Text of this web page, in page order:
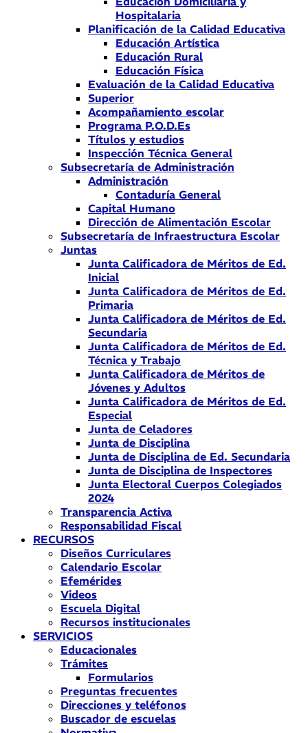
Hospitalaria
Planificación de la Calidad Educativa
Educación Artística
Educación Rural
Educación Física
Evaluación de la Calidad Educativa
Superior
Acompañamiento escolar
Programa P.O.D.Es
Títulos y estudios
Inspección Técnica General
Subsecretaría de Administración
Administración
Contaduría General
Capital Humano
Dirección de Alimentación Escolar
Subsecretaría de Infraestructura Escolar
Juntas
Junta Calificadora de Méritos de Ed.
Inicial
Junta Calificadora de Méritos de Ed.
Primaria
Junta Calificadora de Méritos de Ed.
Secundaria
Junta Calificadora de Méritos de Ed.
Técnica y Trabajo
Junta Calificadora de Méritos de
Jóvenes y Adultos
Junta Calificadora de Méritos de Ed.
Especial
Junta de Celadores
Junta de Disciplina
Junta de Disciplina de Ed. Secundaria
Junta de Disciplina de Inspectores
Junta Electoral Cuerpos Colegiados
2024
Transparencia Activa
Responsabilidad Fiscal
RECURSOS
Diseños Curriculares
Calendario Escolar
Efemérides
Videos
Escuela Digital
Recursos institucionales
SERVICIOS
Educacionales
Trámites
Formularios
Preguntas frecuentes
Direcciones y teléfonos
Buscador de escuelas